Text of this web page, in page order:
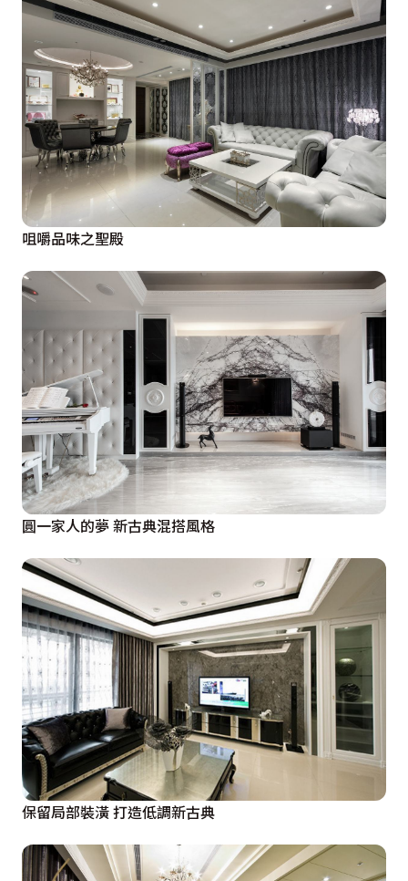
咀嚼品味之聖殿
圓一家人的夢 新古典混搭風格
保留局部裝潢 打造低調新古典